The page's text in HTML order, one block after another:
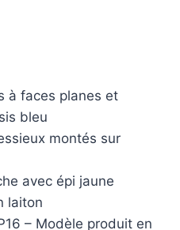
à faces planes et
bleu
montés sur
avec épi jaune
laiton
– Modèle produit en